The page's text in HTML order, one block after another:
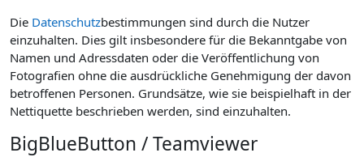
Die Datenschutzbestimmungen sind durch die Nutzer
einzuhalten. Dies gilt insbesondere für die Bekanntgabe von
Namen und Adressdaten oder die Veröffentlichung von
Fotografien ohne die ausdrückliche Genehmigung der davon
betroffenen Personen. Grundsätze, wie sie beispielhaft in der
Nettiquette beschrieben werden, sind einzuhalten.
BigBlueButton / Teamviewer